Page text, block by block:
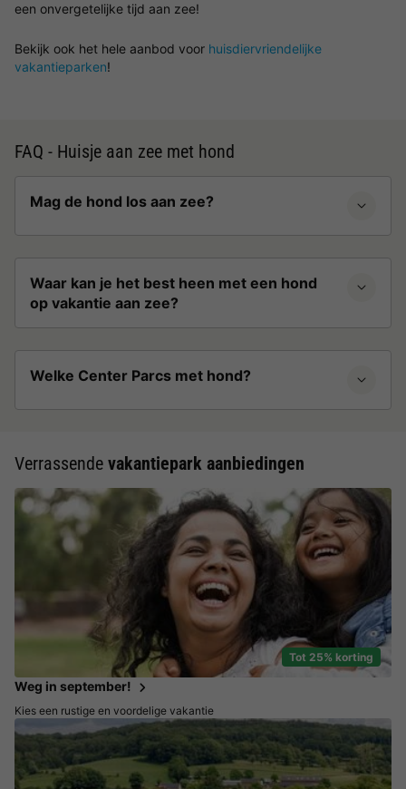
een onvergetelijke tijd aan zee!
Bekijk ook het hele aanbod voor huisdiervriendelijke
vakantieparken!
FAQ - Huisje aan zee met hond
Mag de hond los aan zee?
Waar kan je het best heen met een hond
op vakantie aan zee?
Welke Center Parcs met hond?
Verrassende vakantiepark aanbiedingen
Tot 25% korting
Weg in september!
Kies een rustige en voordelige vakantie